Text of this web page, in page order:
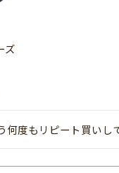
ズ
何度もリピート買いし